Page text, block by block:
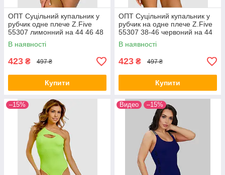
ОПТ Суцільний купальник у
рубчик одне плече Z.Five
55307 лимонний на 44 46 48
50 52 укр розмір
В наявності
423 ₴ 497 ₴
Купити
ОПТ Суцільний купальник у
рубчик на одне плече Z.Five
55307 38-46 червоний на 44
46 48 50 52 укр розміри
В наявності
423 ₴ 497 ₴
Купити
–15% Видео –15%